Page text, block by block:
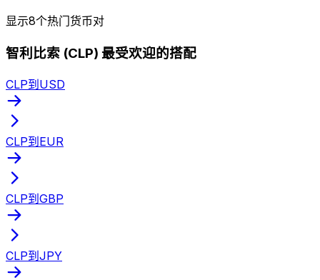
显示8个热门货币对
智利比索 (CLP) 最受欢迎的搭配
CLP到USD
CLP到EUR
CLP到GBP
CLP到JPY